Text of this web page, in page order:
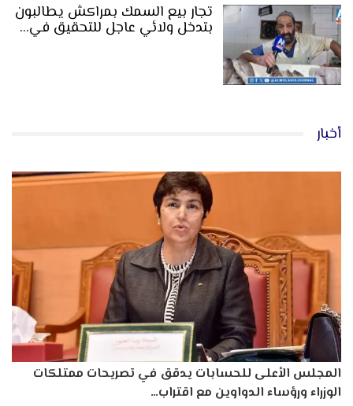
تجار بيع السمك بمراكش يطالبون
بتدخل ولائي عاجل للتحقيق في…
أخبار
المجلس الأعلى للحسابات يدقق في تصريحات ممتلكات
الوزراء ورؤساء الدواوين مع اقتراب…